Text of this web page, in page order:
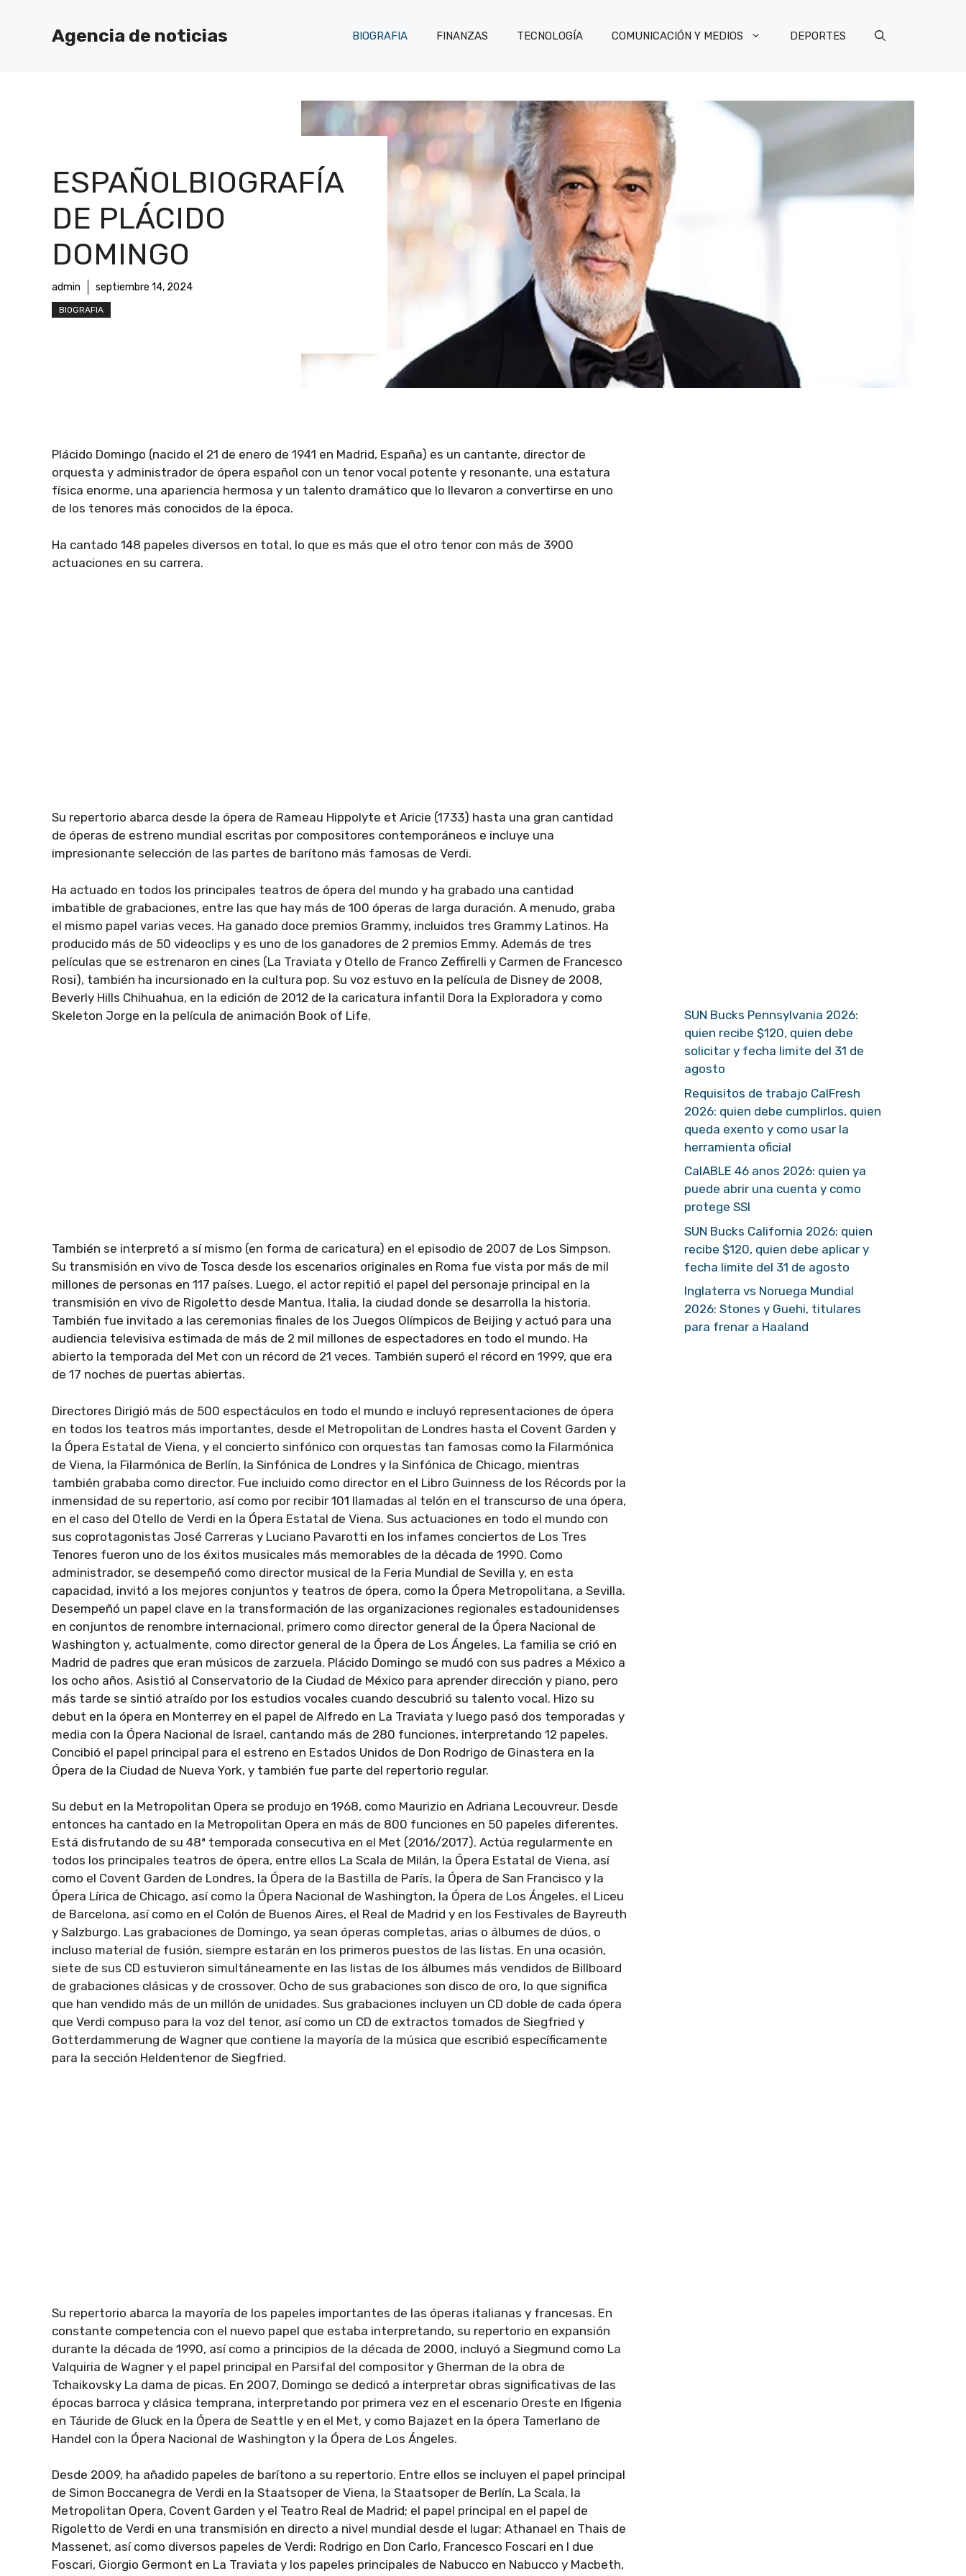
contenidoAgencia de noticias BIOGRAFIA FINANZAS TECNOLOGÍA COMUNICACIÓN Y MEDIOS DEPORTES
ESPAÑOLBIOGRAFÍA
DE PLÁCIDO
DOMINGO
admin septiembre 14, 2024
BIOGRAFIA
Plácido Domingo (nacido el 21 de enero de 1941 en Madrid, España) es un cantante, director de
orquesta y administrador de ópera español con un tenor vocal potente y resonante, una estatura
física enorme, una apariencia hermosa y un talento dramático que lo llevaron a convertirse en uno
de los tenores más conocidos de la época.
Ha cantado 148 papeles diversos en total, lo que es más que el otro tenor con más de 3900
actuaciones en su carrera.
Su repertorio abarca desde la ópera de Rameau Hippolyte et Aricie (1733) hasta una gran cantidad
de óperas de estreno mundial escritas por compositores contemporáneos e incluye una
impresionante selección de las partes de barítono más famosas de Verdi.
Ha actuado en todos los principales teatros de ópera del mundo y ha grabado una cantidad
imbatible de grabaciones, entre las que hay más de 100 óperas de larga duración. A menudo, graba
el mismo papel varias veces. Ha ganado doce premios Grammy, incluidos tres Grammy Latinos. Ha
producido más de 50 videoclips y es uno de los ganadores de 2 premios Emmy. Además de tres
películas que se estrenaron en cines (La Traviata y Otello de Franco Zeffirelli y Carmen de Francesco
Rosi), también ha incursionado en la cultura pop. Su voz estuvo en la película de Disney de 2008,
Beverly Hills Chihuahua, en la edición de 2012 de la caricatura infantil Dora la Exploradora y como
Skeleton Jorge en la película de animación Book of Life.
También se interpretó a sí mismo (en forma de caricatura) en el episodio de 2007 de Los Simpson.
Su transmisión en vivo de Tosca desde los escenarios originales en Roma fue vista por más de mil
millones de personas en 117 países. Luego, el actor repitió el papel del personaje principal en la
transmisión en vivo de Rigoletto desde Mantua, Italia, la ciudad donde se desarrolla la historia.
También fue invitado a las ceremonias finales de los Juegos Olímpicos de Beijing y actuó para una
audiencia televisiva estimada de más de 2 mil millones de espectadores en todo el mundo. Ha
abierto la temporada del Met con un récord de 21 veces. También superó el récord en 1999, que era
de 17 noches de puertas abiertas.
Directores Dirigió más de 500 espectáculos en todo el mundo e incluyó representaciones de ópera
en todos los teatros más importantes, desde el Metropolitan de Londres hasta el Covent Garden y
la Ópera Estatal de Viena, y el concierto sinfónico con orquestas tan famosas como la Filarmónica
de Viena, la Filarmónica de Berlín, la Sinfónica de Londres y la Sinfónica de Chicago, mientras
también grababa como director. Fue incluido como director en el Libro Guinness de los Récords por la
inmensidad de su repertorio, así como por recibir 101 llamadas al telón en el transcurso de una ópera,
en el caso del Otello de Verdi en la Ópera Estatal de Viena. Sus actuaciones en todo el mundo con
sus coprotagonistas José Carreras y Luciano Pavarotti en los infames conciertos de Los Tres
Tenores fueron uno de los éxitos musicales más memorables de la década de 1990. Como
administrador, se desempeñó como director musical de la Feria Mundial de Sevilla y, en esta
capacidad, invitó a los mejores conjuntos y teatros de ópera, como la Ópera Metropolitana, a Sevilla.
Desempeñó un papel clave en la transformación de las organizaciones regionales estadounidenses
en conjuntos de renombre internacional, primero como director general de la Ópera Nacional de
Washington y, actualmente, como director general de la Ópera de Los Ángeles. La familia se crió en
Madrid de padres que eran músicos de zarzuela. Plácido Domingo se mudó con sus padres a México a
los ocho años. Asistió al Conservatorio de la Ciudad de México para aprender dirección y piano, pero
más tarde se sintió atraído por los estudios vocales cuando descubrió su talento vocal. Hizo su
debut en la ópera en Monterrey en el papel de Alfredo en La Traviata y luego pasó dos temporadas y
media con la Ópera Nacional de Israel, cantando más de 280 funciones, interpretando 12 papeles.
Concibió el papel principal para el estreno en Estados Unidos de Don Rodrigo de Ginastera en la
Ópera de la Ciudad de Nueva York, y también fue parte del repertorio regular.
Su debut en la Metropolitan Opera se produjo en 1968, como Maurizio en Adriana Lecouvreur. Desde
entonces ha cantado en la Metropolitan Opera en más de 800 funciones en 50 papeles diferentes.
Está disfrutando de su 48ª temporada consecutiva en el Met (2016/2017). Actúa regularmente en
todos los principales teatros de ópera, entre ellos La Scala de Milán, la Ópera Estatal de Viena, así
como el Covent Garden de Londres, la Ópera de la Bastilla de París, la Ópera de San Francisco y la
Ópera Lírica de Chicago, así como la Ópera Nacional de Washington, la Ópera de Los Ángeles, el Liceu
de Barcelona, ​​así como en el Colón de Buenos Aires, el Real de Madrid y en los Festivales de Bayreuth
y Salzburgo. Las grabaciones de Domingo, ya sean óperas completas, arias o álbumes de dúos, o
incluso material de fusión, siempre estarán en los primeros puestos de las listas. En una ocasión,
siete de sus CD estuvieron simultáneamente en las listas de los álbumes más vendidos de Billboard
de grabaciones clásicas y de crossover. Ocho de sus grabaciones son disco de oro, lo que significa
que han vendido más de un millón de unidades. Sus grabaciones incluyen un CD doble de cada ópera
que Verdi compuso para la voz del tenor, así como un CD de extractos tomados de Siegfried y
Gotterdammerung de Wagner que contiene la mayoría de la música que escribió específicamente
para la sección Heldentenor de Siegfried.
Su repertorio abarca la mayoría de los papeles importantes de las óperas italianas y francesas. En
constante competencia con el nuevo papel que estaba interpretando, su repertorio en expansión
durante la década de 1990, así como a principios de la década de 2000, incluyó a Siegmund como La
Valquiria de Wagner y el papel principal en Parsifal del compositor y Gherman de la obra de
Tchaikovsky La dama de picas. En 2007, Domingo se dedicó a interpretar obras significativas de las
épocas barroca y clásica temprana, interpretando por primera vez en el escenario Oreste en Ifigenia
en Táuride de Gluck en la Ópera de Seattle y en el Met, y como Bajazet en la ópera Tamerlano de
Handel con la Ópera Nacional de Washington y la Ópera de Los Ángeles.
Desde 2009, ha añadido papeles de barítono a su repertorio. Entre ellos se incluyen el papel principal
de Simon Boccanegra de Verdi en la Staatsoper de Viena, la Staatsoper de Berlín, La Scala, la
Metropolitan Opera, Covent Garden y el Teatro Real de Madrid; el papel principal en el papel de
Rigoletto de Verdi en una transmisión en directo a nivel mundial desde el lugar; Athanael en Thais de
Massenet, así como diversos papeles de Verdi: Rodrigo en Don Carlo, Francesco Foscari en I due
Foscari, Giorgio Germont en La Traviata y los papeles principales de Nabucco en Nabucco y Macbeth,
SUN Bucks Pennsylvania 2026:
quien recibe $120, quien debe
solicitar y fecha limite del 31 de
agosto
Requisitos de trabajo CalFresh
2026: quien debe cumplirlos, quien
queda exento y como usar la
herramienta oficial
CalABLE 46 anos 2026: quien ya
puede abrir una cuenta y como
protege SSI
SUN Bucks California 2026: quien
recibe $120, quien debe aplicar y
fecha limite del 31 de agosto
Inglaterra vs Noruega Mundial
2026: Stones y Guehi, titulares
para frenar a Haaland